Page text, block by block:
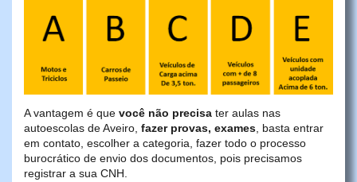
A vantagem é que você não precisa ter aulas nas
autoescolas de Aveiro, fazer provas, exames, basta entrar
em contato, escolher a categoria, fazer todo o processo
burocrático de envio dos documentos, pois precisamos
registrar a sua CNH.